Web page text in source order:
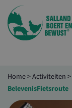
Home>Activiteiten >
BelevenisFietsroute